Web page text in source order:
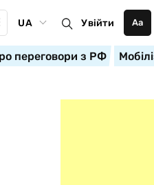
UA Увійти Аа
переговори з РФ